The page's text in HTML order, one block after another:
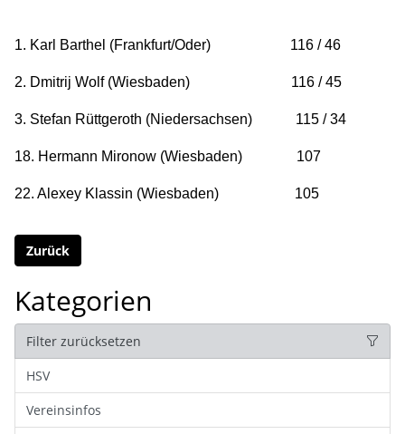
1. Karl Barthel (Frankfurt/Oder) 116 / 46
2. Dmitrij Wolf (Wiesbaden) 116 / 45
3. Stefan Rüttgeroth (Niedersachsen) 115 / 34
18. Hermann Mironow (Wiesbaden) 107
22. Alexey Klassin (Wiesbaden) 105
Zurück
Kategorien
Filter zurücksetzen
HSV
Vereinsinfos